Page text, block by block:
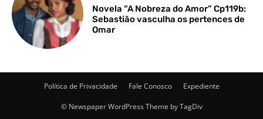
Novela “A Nobreza do Amor” Cp119b:
Sebastião vasculha os pertences de
Omar
Política de Privacidade Fale Conosco Expediente
© Newspaper WordPress Theme by TagDiv